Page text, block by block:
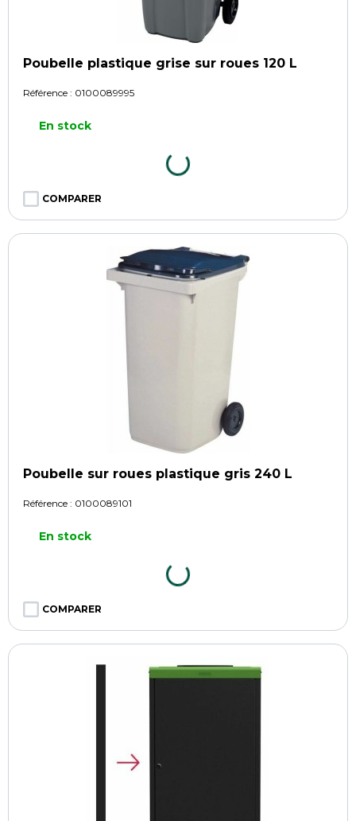
Poubelle plastique grise sur roues 120 L
Référence : 0100089995
En stock
COMPARER
Poubelle sur roues plastique gris 240 L
Référence : 0100089101
En stock
COMPARER